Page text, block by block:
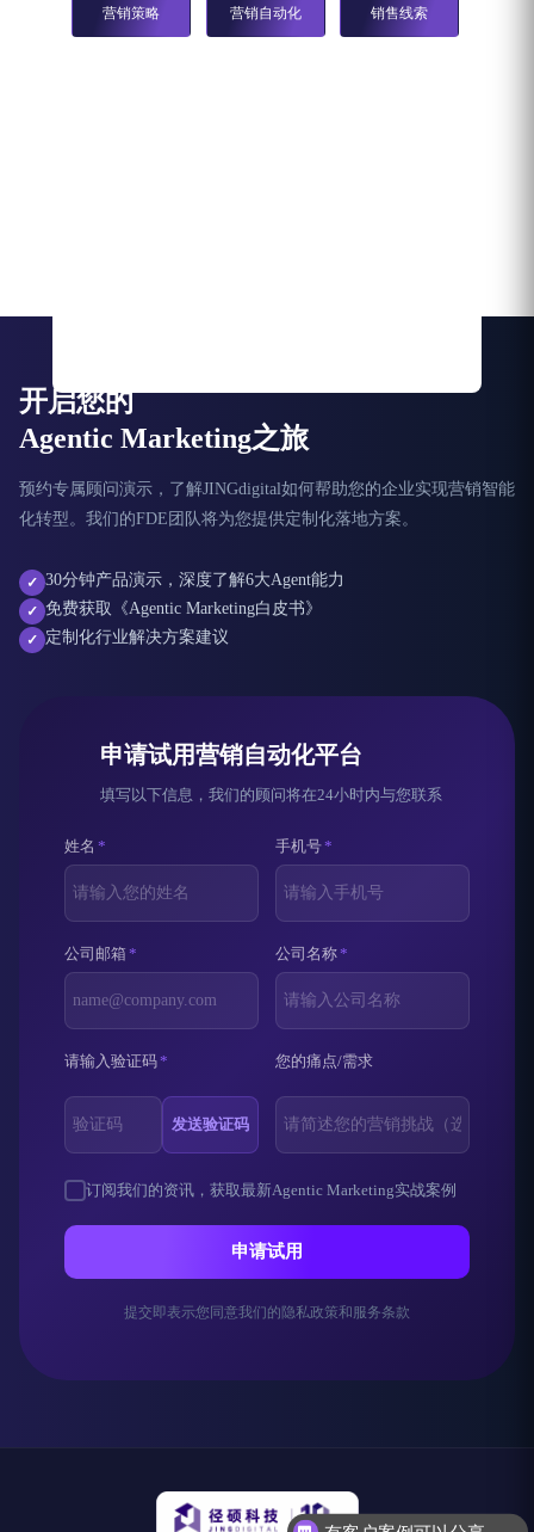
营销策略 营销自动化 销售线索
开启您的
Agentic Marketing之旅
预约专属顾问演示，了解JINGdigital如何帮助您的企业实现营销智能
化转型。我们的FDE团队将为您提供定制化落地方案。
✓ 30分钟产品演示，深度了解6大Agent能力
✓ 免费获取《Agentic Marketing白皮书》
✓ 定制化行业解决方案建议
申请试用营销自动化平台
填写以下信息，我们的顾问将在24小时内与您联系
姓名 * 手机号*
公司邮箱* 公司名称*
请输入验证码*
发送验证码
您的痛点/需求
订阅我们的资讯，获取最新Agentic Marketing实战案例
申请试用
提交即表示您同意我们的隐私政策和服务条款